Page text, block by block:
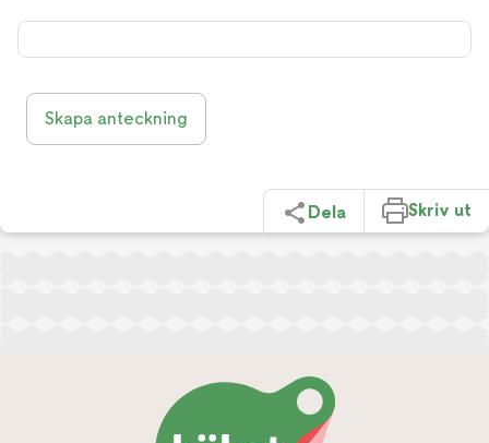
Skapa anteckning
Dela Skriv ut